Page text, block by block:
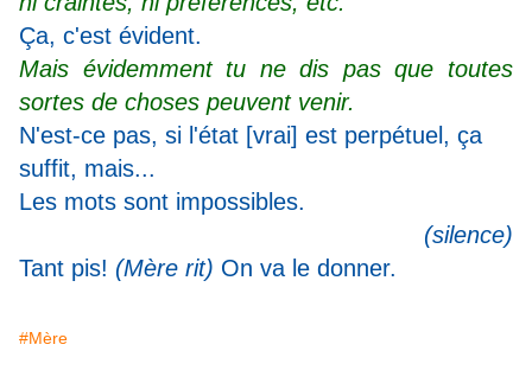
Ça, c'est évident.
Mais évidemment tu ne dis pas que toutes
sortes de choses peuvent venir.
N'est-ce pas, si l'état [vrai] est perpétuel, ça
suffit, mais...
Les mots sont impossibles.
(silence)
Tant pis! (Mère rit) On va le donner.
#Mère